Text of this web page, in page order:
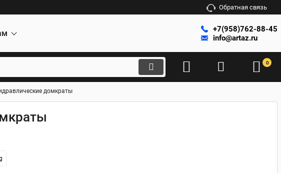
Обратная связь
+7(958)762-88-45
info@artaz.ru
0
домкраты